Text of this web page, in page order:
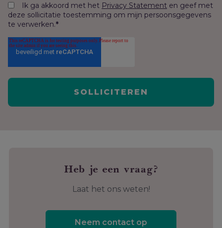
Ik ga akkoord met het Privacy Statement en geef met
deze sollicitatie toestemming om mijn persoonsgegevens
te verwerken.*
Heb je een vraag?
Laat het ons weten!
Neem contact op